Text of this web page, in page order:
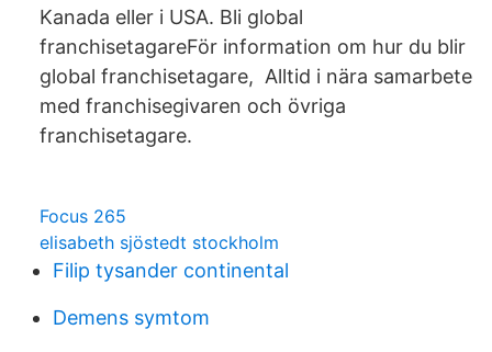
Kanada eller i USA. Bli global
franchisetagareFör information om hur du blir
global franchisetagare, Alltid i nära samarbete
med franchisegivaren och övriga
franchisetagare.
Focus 265
elisabeth sjöstedt stockholm
Filip tysander continental
Demens symtom